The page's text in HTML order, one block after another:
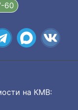
60
на КМВ: